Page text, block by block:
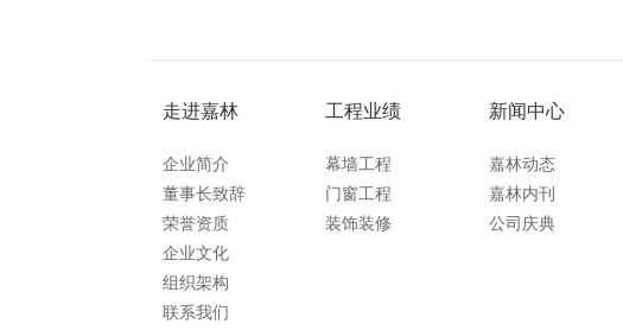
走进嘉林
企业简介
董事长致辞
荣誉资质
企业文化
组织架构
联系我们
工程业绩
幕墙工程
门窗工程
装饰装修
新闻中心
嘉林动态
嘉林内刊
公司庆典